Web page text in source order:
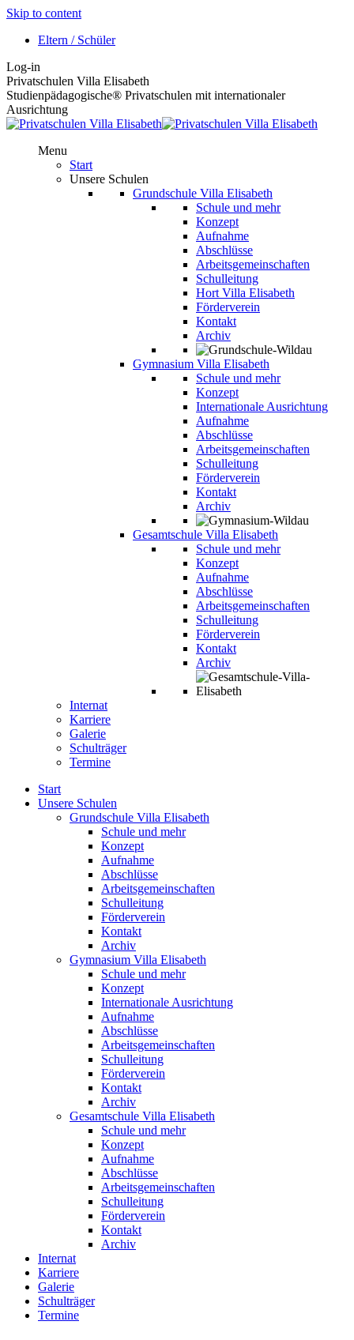
Skip to content
Eltern / Schüler
Log-in
Privatschulen Villa Elisabeth
Studienpädagogische® Privatschulen mit internationaler
Ausrichtung
Menu
Start
Unsere Schulen
Grundschule Villa Elisabeth
Schule und mehr
Konzept
Aufnahme
Abschlüsse
Arbeitsgemeinschaften
Schulleitung
Hort Villa Elisabeth
Förderverein
Kontakt
Archiv
Gymnasium Villa Elisabeth
Schule und mehr
Konzept
Internationale Ausrichtung
Aufnahme
Abschlüsse
Arbeitsgemeinschaften
Schulleitung
Förderverein
Kontakt
Archiv
Gesamtschule Villa Elisabeth
Schule und mehr
Konzept
Aufnahme
Abschlüsse
Arbeitsgemeinschaften
Schulleitung
Förderverein
Kontakt
Archiv
Internat
Karriere
Galerie
Schulträger
Termine
Start
Unsere Schulen
Grundschule Villa Elisabeth
Schule und mehr
Konzept
Aufnahme
Abschlüsse
Arbeitsgemeinschaften
Schulleitung
Förderverein
Kontakt
Archiv
Gymnasium Villa Elisabeth
Schule und mehr
Konzept
Internationale Ausrichtung
Aufnahme
Abschlüsse
Arbeitsgemeinschaften
Schulleitung
Förderverein
Kontakt
Archiv
Gesamtschule Villa Elisabeth
Schule und mehr
Konzept
Aufnahme
Abschlüsse
Arbeitsgemeinschaften
Schulleitung
Förderverein
Kontakt
Archiv
Internat
Karriere
Galerie
Schulträger
Termine